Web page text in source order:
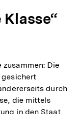
Die
gesichert
durch
die mittels
in den Staat